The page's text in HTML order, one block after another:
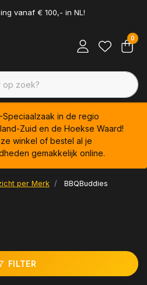
vanaf € 100,- in NL!
0
Speciaalzaak in de regio
Zuid en de Hoekse Waard!
winkel of bestel al je
gemakkelijk online.
per Merk BBQBuddies
FILTER